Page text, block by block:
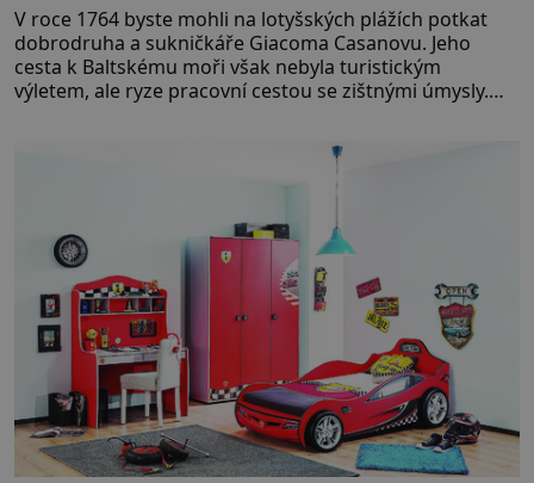
V roce 1764 byste mohli na lotyšských plážích potkat
dobrodruha a sukničkáře Giacoma Casanovu. Jeho
cesta k Baltskému moři však nebyla turistickým
výletem, ale ryze pracovní cestou se zištnými úmysly.
tamní zednářské lóže. Nebyl v této oblasti žádným
nováčkem, protože do zednářské